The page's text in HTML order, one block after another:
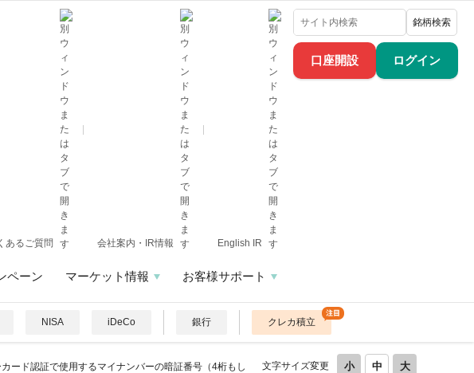
口座開設 ログイン
あるご質問 会社案内・IR情報 English IR
銘柄検索
ペーン マーケット情報 お客様サポート
NISA iDeCo 銀行 クレカ積立
文字サイズ変更
ード認証で使用するマイナンバーの暗証番号（4桁もし